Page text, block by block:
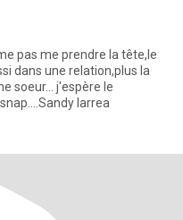
pas me prendre la tête,le
dans une relation,plus la
soeur... j'espère le
larrea